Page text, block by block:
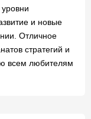
и новые
Отличное
стратегий и
всем любителям